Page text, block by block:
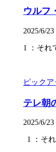
ウルフ
2025/6/23
1 ：それ
ピック
テレ朝
2025/6/23
1 ：そ